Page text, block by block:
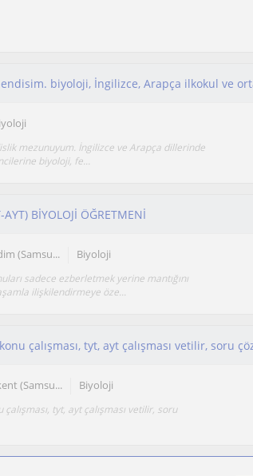
mezunuyum. İngilizce ve Arapça dillerinde
biyoloji, fe...
BİYOLOJİ ÖĞRETMENİ
(Samsu... Biyoloji
sadece ezberletmek yerine mantığını
ilişkilendirmeye öze...
(Samsu... Biyoloji
tyt, ayt çalışması vetilir, soru